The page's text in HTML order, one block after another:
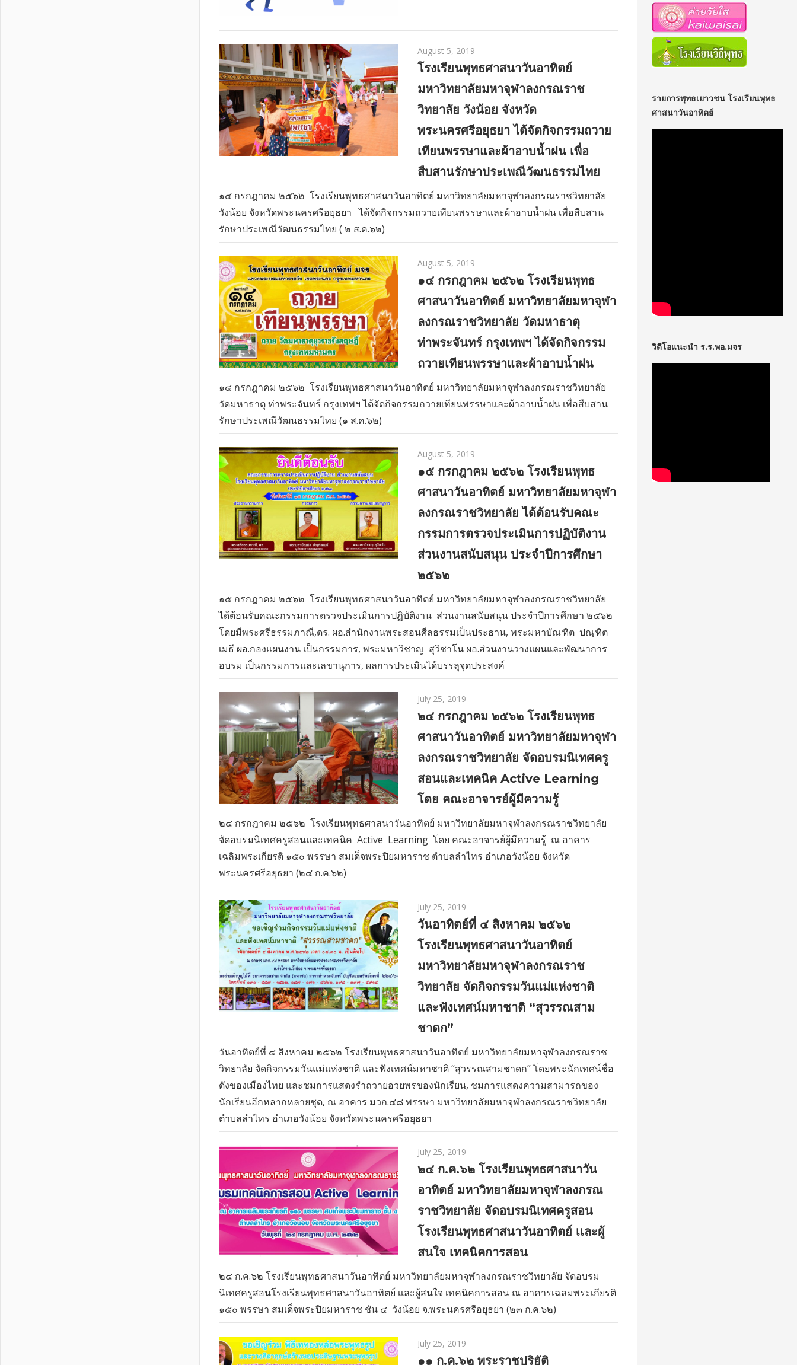
August 5, 2019
โรงเรียนพุทธศาสนาวันอาทิตย์
มหาวิทยาลัยมหาจุฬาลงกรณราช
วิทยาลัย วังน้อย จังหวัด
พระนครศรีอยุธยา ได้จัดกิจกรรมถวาย
เทียนพรรษาและผ้าอาบน้ำฝน เพื่อ
สืบสานรักษาประเพณีวัฒนธรรมไทย
๑๔ กรกฎาคม ๒๕๖๒ โรงเรียนพุทธศาสนาวันอาทิตย์ มหาวิทยาลัยมหาจุฬาลงกรณราชวิทยาลัย
วังน้อย จังหวัดพระนครศรีอยุธยา ได้จัดกิจกรรมถวายเทียนพรรษาและผ้าอาบน้ำฝน เพื่อสืบสาน
รักษาประเพณีวัฒนธรรมไทย ( ๒ ส.ค.๖๒)
August 5, 2019
๑๔ กรกฎาคม ๒๕๖๒ โรงเรียนพุทธ
ศาสนาวันอาทิตย์ มหาวิทยาลัยมหาจุฬา
ลงกรณราชวิทยาลัย วัดมหาธาตุ
ท่าพระจันทร์ กรุงเทพฯ ได้จัดกิจกรรม
ถวายเทียนพรรษาและผ้าอาบน้ำฝน
๑๔ กรกฎาคม ๒๕๖๒ โรงเรียนพุทธศาสนาวันอาทิตย์ มหาวิทยาลัยมหาจุฬาลงกรณราชวิทยาลัย
วัดมหาธาตุ ท่าพระจันทร์ กรุงเทพฯ ได้จัดกิจกรรมถวายเทียนพรรษาและผ้าอาบน้ำฝน เพื่อสืบสาน
รักษาประเพณีวัฒนธรรมไทย (๑ ส.ค.๖๒)
August 5, 2019
๑๕ กรกฎาคม ๒๕๖๒ โรงเรียนพุทธ
ศาสนาวันอาทิตย์ มหาวิทยาลัยมหาจุฬา
ลงกรณราชวิทยาลัย ได้ต้อนรับคณะ
กรรมการตรวจประเมินการปฏิบัติงาน
ส่วนงานสนับสนุน ประจำปีการศึกษา
๒๕๖๒
๑๕ กรกฎาคม ๒๕๖๒ โรงเรียนพุทธศาสนาวันอาทิตย์ มหาวิทยาลัยมหาจุฬาลงกรณราชวิทยาลัย
ได้ต้อนรับคณะกรรมการตรวจประเมินการปฏิบัติงาน ส่วนงานสนับสนุน ประจำปีการศึกษา ๒๕๖๒
โดยมีพระศรีธรรมภาณี,ดร. ผอ.สำนักงานพระสอนศีลธรรมเป็นประธาน, พระมหาบัณฑิต ปณฺฑิต
เมธี ผอ.กองแผนงาน เป็นกรรมการ, พระมหาวิชาญ สุวิชาโน ผอ.ส่วนงานวางแผนและพัฒนาการ
อบรม เป็นกรรมการและเลขานุการ, ผลการประเมินได้บรรลุจุดประสงค์
July 25, 2019
๒๔ กรกฎาคม ๒๕๖๒ โรงเรียนพุทธ
ศาสนาวันอาทิตย์ มหาวิทยาลัยมหาจุฬา
ลงกรณราชวิทยาลัย จัดอบรมนิเทศครู
สอนและเทคนิค Active Learning
โดย คณะอาจารย์ผู้มีความรู้
๒๔ กรกฎาคม ๒๕๖๒ โรงเรียนพุทธศาสนาวันอาทิตย์ มหาวิทยาลัยมหาจุฬาลงกรณราชวิทยาลัย
จัดอบรมนิเทศครูสอนและเทคนิค Active Learning โดย คณะอาจารย์ผู้มีความรู้ ณ อาคาร
เฉลิมพระเกียรติ ๑๕๐ พรรษา สมเด็จพระปิยมหาราช ตำบลลำไทร อำเภอวังน้อย จังหวัด
พระนครศรีอยุธยา (๒๔ ก.ค.๖๒)
July 25, 2019
วันอาทิตย์ที่ ๔ สิงหาคม ๒๕๖๒
โรงเรียนพุทธศาสนาวันอาทิตย์
มหาวิทยาลัยมหาจุฬาลงกรณราช
วิทยาลัย จัดกิจกรรมวันแม่แห่งชาติ
และฟังเทศน์มหาชาติ “สุวรรณสาม
ชาดก”
วันอาทิตย์ที่ ๔ สิงหาคม ๒๕๖๒ โรงเรียนพุทธศาสนาวันอาทิตย์ มหาวิทยาลัยมหาจุฬาลงกรณราช
วิทยาลัย จัดกิจกรรมวันแม่แห่งชาติ และฟังเทศน์มหาชาติ “สุวรรณสามชาดก” โดยพระนักเทศน์ชื่อ
ดังของเมืองไทย และชมการแสดงรำถวายอวยพรของนักเรียน, ชมการแสดงความสามารถของ
นักเรียนอีกหลากหลายชุด, ณ อาคาร มวก.๔๘ พรรษา มหาวิทยาลัยมหาจุฬาลงกรณราชวิทยาลัย
ตำบลลำไทร อำเภอวังน้อย จังหวัดพระนครศรีอยุธยา
July 25, 2019
๒๔ ก.ค.๖๒ โรงเรียนพุทธศาสนาวัน
อาทิตย์ มหาวิทยาลัยมหาจุฬาลงกรณ
ราชวิทยาลัย จัดอบรมนิเทศครูสอน
โรงเรียนพุทธศาสนาวันอาทิตย์ เเละผู้
สนใจ เทคนิคการสอน
๒๔ ก.ค.๖๒ โรงเรียนพุทธศาสนาวันอาทิตย์ มหาวิทยาลัยมหาจุฬาลงกรณราชวิทยาลัย จัดอบรม
นิเทศครูสอนโรงเรียนพุทธศาสนาวันอาทิตย์ เเละผู้สนใจ เทคนิคการสอน ณ อาคารเฉลมพระเกียรติ
๑๕๐ พรรษา สมเด็จพระปิยมหาราช ชัน ๔ วังน้อย จ.พระนครศรีอยุธยา (๒๓ ก.ค.๖๒)
July 25, 2019
๑๑ ก.ค.๖๒ พระราชปริยัติ
รายการพุทธเยาวชน โรงเรียนพุทธ
ศาสนาวันอาทิตย์
วิดีโอแนะนำ ร.ร.พอ.มจร